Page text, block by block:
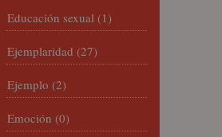
Educación sexual (1)
Ejemplaridad (27)
Ejemplo (2)
Emoción (0)